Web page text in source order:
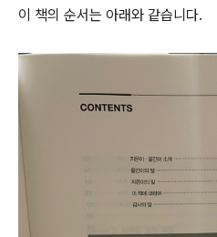
이 책의 순서는 아래와 같습니다.